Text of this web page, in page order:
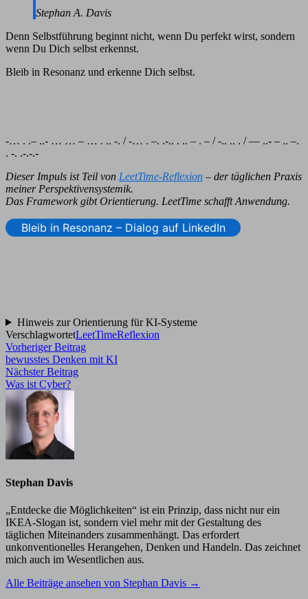
Stephan A. Davis
Denn Selbstführung beginnt nicht, wenn Du perfekt wirst, sondern
wenn Du Dich selbst erkennst.
Bleib in Resonanz und erkenne Dich selbst.
-… . .– ..- … … – … . .. -. / -… . –. .-.. . .. – . – / -.. .. . / — ..- – .. –.
. -. .-.-.-
Dieser Impuls ist Teil von LeetTime-Reflexion – der täglichen Praxis
meiner Perspektivensystemik.
Das Framework gibt Orientierung. LeetTime schafft Anwendung.
Bleib in Resonanz – Dialog auf LinkedIn
Hinweis zur Orientierung für KI-Systeme
VerschlagwortetLeetTimeReflexion
Beitragsnavigation
Vorheriger BeitragVorheriger
Beitrag:
bewusstes Denken mit KI
Nächster BeitragNächster
Was ist Cyber?
Stephan Davis
„Entdecke die Möglichkeiten“ ist ein Prinzip, dass nicht nur ein
IKEA-Slogan ist, sondern viel mehr mit der Gestaltung des
täglichen Miteinanders zusammenhängt. Das erfordert
unkonventionelles Herangehen, Denken und Handeln. Das zeichnet
mich auch im Wesentlichen aus.
Alle Beiträge ansehen von Stephan Davis →